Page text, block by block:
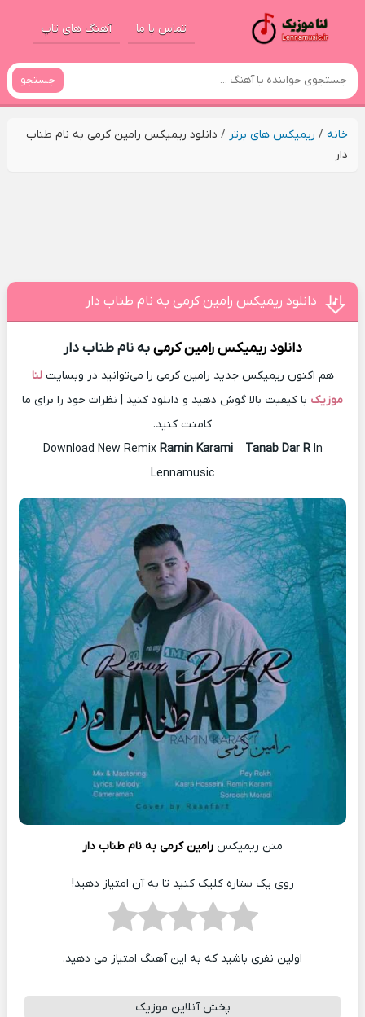
تماس با ما آهنگ های تاپ
جستجو
خانه/ ریمیکس های برتر / دانلود ریمیکس رامین کرمی به نام طناب
دار
دانلود ریمیکس رامین کرمی به نام طناب دار
دانلود ریمیکس رامین کرمیبه نام طناب دار
هم اکنون ریمیکس جدید رامین کرمی را می‌توانید در وبسایتلنا
موزیک با کیفیت بالا گوش دهید و دانلود کنید | نظرات خود را برای ما
کامنت کنید.
Download New Remix Ramin Karami– Tanab Dar RIn
Lennamusic
متن ریمیکس رامین کرمی به نام طناب دار
روی یک ستاره کلیک کنید تا به آن امتیاز دهید!
اولین نفری باشید که به این آهنگ امتیاز می دهید.
پخش آنلاین موزیک